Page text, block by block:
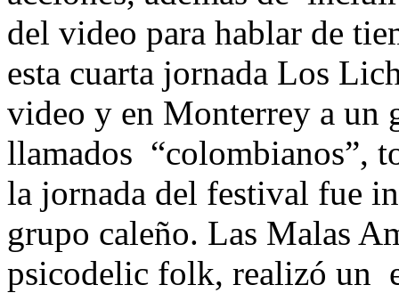
del video para hablar de
esta cuarta jornada Los
video y en Monterrey a un
llamados “colombianos”,
la jornada del festival fue
grupo caleño. Las Malas
psicodelic folk, realizó un